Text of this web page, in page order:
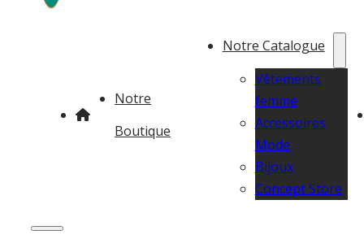
Notre
Boutique
Notre Catalogue
Vêtements
femme
Accessoires
Mode
Bijoux
Concept Store